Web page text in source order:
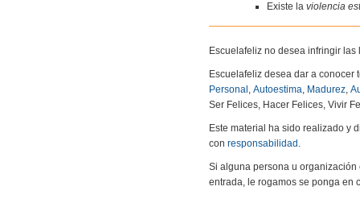
Existe la violencia
Escuelafeliz no desea infringir
Escuelafeliz desea dar a
Personal , Autoestima, Madurez,
Ser Felices, Hacer Felices, Vivir
Este material ha sido realizado y
con responsabilidad .
Si alguna persona u
entrada, le rogamos se ponga en